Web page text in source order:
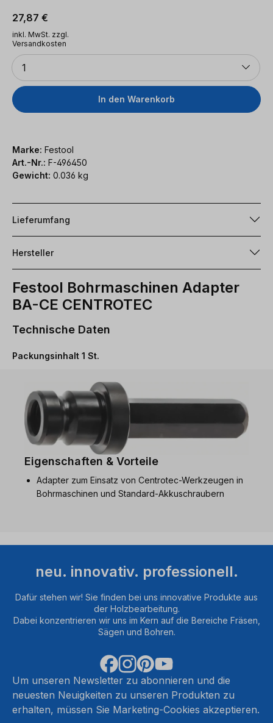
Regulärer Preis:
27,87 €
inkl. MwSt. zzgl.
Versandkosten
Anzahl
1
In den Warenkorb
Marke: Festool
Art.-Nr.: F-496450
Gewicht: 0.036 kg
Lieferumfang
Hersteller
Festool Bohrmaschinen Adapter
BA-CE CENTROTEC
Technische Daten
Packungsinhalt 1 St.
Eigenschaften & Vorteile
Adapter zum Einsatz von Centrotec-Werkzeugen in
Bohrmaschinen und Standard-Akkuschraubern
neu. innovativ. professionell.
Dafür stehen wir! Sie finden bei uns innovative Produkte aus
der Holzbearbeitung.
Dabei konzentrieren wir uns im Kern auf die Bereiche Fräsen,
Sägen und Bohren.
Um unseren Newsletter zu abonnieren und die
neuesten Neuigkeiten zu unseren Produkten zu
erhalten, müssen Sie Marketing-Cookies akzeptieren.